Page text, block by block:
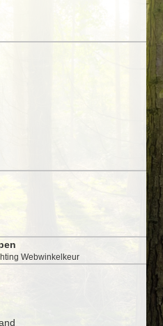
Webwinkelkeur